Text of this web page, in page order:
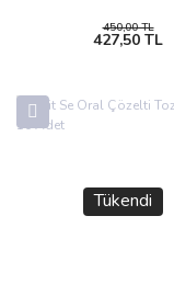
450,00 TL
427,50 TL
Tükendi